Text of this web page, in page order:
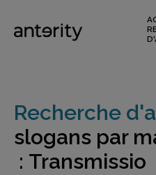
Recherche
slogans par
: Transmissio